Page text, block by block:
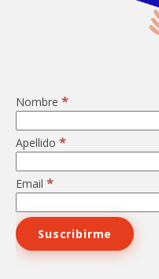
Nombre *
Apellido *
Email *